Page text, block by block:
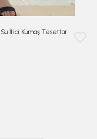
Su İtici Kumaş Tesettür